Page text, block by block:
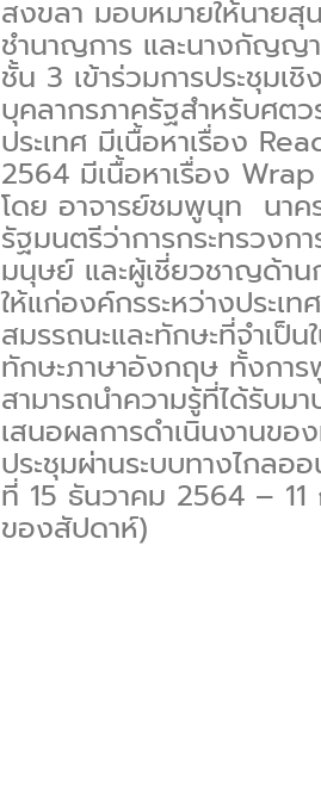
สงขลา มอบหมายให้นา
ชำนาญการ และนางกัญญ
ชั้น 3 เข้าร่วมการประชุมเ
บุคลากรภาครัฐสำหรับศต
ประเทศ มีเนื้อหาเรื่อง
2564 มีเนื้อหาเรื่อง
โดย อาจารย์ชมพูนุท นาค
รัฐมนตรีว่าการกระทรวง
มนุษย์ และผู้เชี่ยวชาญด้า
ให้แก่องค์กรระหว่างประเ
สมรรถนะและทักษะที่จำเป็
ทักษะภาษาอังกฤษ ทั้งการ
สามารถนำความรู้ที่ได้รับม
เสนอผลการดำเนินงานข
ประชุมผ่านระบบทางไกล
ที่ 15 ธันวาคม 2564 –
ของสัปดาห์)